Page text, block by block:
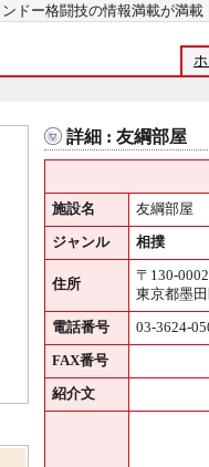
ンドー格闘技の情報満載が
詳細 : 友綱部屋
施設名 友綱部屋
ジャンル 相撲
住所
〒130-0002
東京都墨
電話番号 03-3624-
FAX番号
紹介文